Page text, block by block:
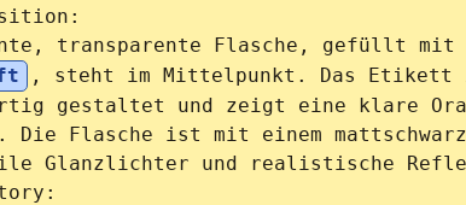
transparente Flasche, gefüllt mit
, steht im Mittelpunkt. Das Etikett
gestaltet und zeigt eine klare
Die Flasche ist mit einem
Glanzlichter und realistische